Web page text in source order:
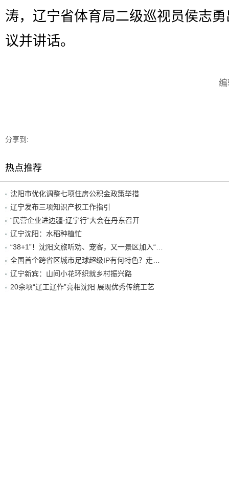
涛，辽宁省体育局二级巡视员侯志
议并讲话。
分享到:
热点推荐
沈阳市优化调整七项住房公积金政策举措
辽宁发布三项知识产权工作指引
“民营企业进边疆·辽宁行”大会在丹东召开
辽宁沈阳：水稻种植忙
辽宁新宾：山间小花环织就乡村振兴路
20余项“辽工辽作”亮相沈阳 展现优秀传统工艺